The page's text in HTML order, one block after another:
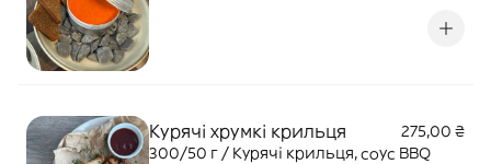
Курячі хрумкі крильця
275,00 ₴
300/50 г / Курячі крильця, соус BBQ